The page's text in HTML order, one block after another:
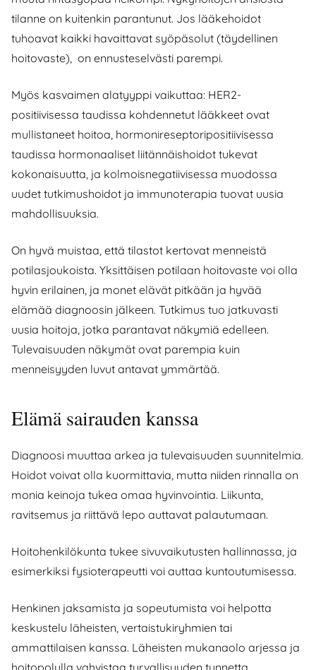
tilanne on kuitenkin parantunut. Jos lääkehoidot
tuhoavat kaikki havaittavat syöpäsolut (täydellinen
hoitovaste), on ennusteselvästi parempi.
Myös kasvaimen alatyyppi vaikuttaa: HER2-
positiivisessa taudissa kohdennetut lääkkeet ovat
mullistaneet hoitoa, hormonireseptoripositiivisessa
taudissa hormonaaliset liitännäishoidot tukevat
kokonaisuutta, ja kolmoisnegatiivisessa muodossa
uudet tutkimushoidot ja immunoterapia tuovat uusia
mahdollisuuksia.
On hyvä muistaa, että tilastot kertovat menneistä
potilasjoukoista. Yksittäisen potilaan hoitovaste voi olla
hyvin erilainen, ja monet elävät pitkään ja hyvää
elämää diagnoosin jälkeen. Tutkimus tuo jatkuvasti
uusia hoitoja, jotka parantavat näkymiä edelleen.
Tulevaisuuden näkymät ovat parempia kuin
menneisyyden luvut antavat ymmärtää.
Elämä sairauden kanssa
Diagnoosi muuttaa arkea ja tulevaisuuden suunnitelmia.
Hoidot voivat olla kuormittavia, mutta niiden rinnalla on
monia keinoja tukea omaa hyvinvointia. Liikunta,
ravitsemus ja riittävä lepo auttavat palautumaan.
Hoitohenkilökunta tukee sivuvaikutusten hallinnassa, ja
esimerkiksi fysioterapeutti voi auttaa kuntoutumisessa.
Henkinen jaksamista ja sopeutumista voi helpotta
keskustelu läheisten, vertaistukiryhmien tai
ammattilaisen kanssa. Läheisten mukanaolo arjessa ja